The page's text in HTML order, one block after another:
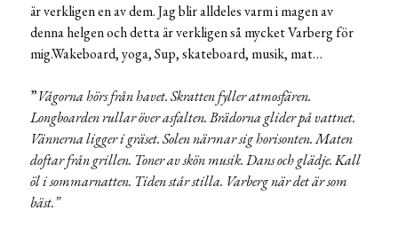
är verkligen en av dem. Jag blir alldeles varm i magen av
denna helgen och detta är verkligen så mycket Varberg för
mig.Wakeboard, yoga, Sup, skateboard, musik, mat…
”Vågorna hörs från havet. Skratten fyller atmosfären.
Longboarden rullar över asfalten. Brädorna glider på vattnet.
Vännerna ligger i gräset. Solen närmar sig horisonten. Maten
doftar från grillen. Toner av skön musik. Dans och glädje. Kall
öl i sommarnatten. Tiden står stilla. Varberg när det är som
bäst.”